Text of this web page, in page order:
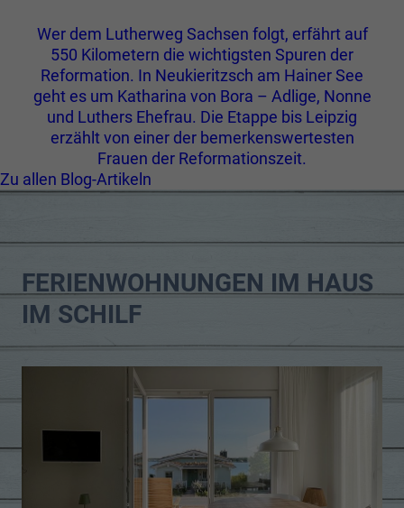
Wer dem Lutherweg Sachsen folgt, erfährt auf
550 Kilometern die wichtigsten Spuren der
Reformation. In Neukieritzsch am Hainer See
geht es um Katharina von Bora – Adlige, Nonne
und Luthers Ehefrau. Die Etappe bis Leipzig
erzählt von einer der bemerkenswertesten
Frauen der Reformationszeit.
Zu allen Blog-Artikeln
FERIENWOHNUNGEN IM HAUS
IM SCHILF